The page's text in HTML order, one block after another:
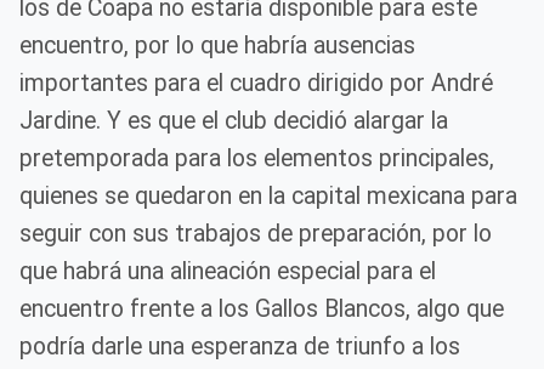
los de Coapa no estaría disponible para este
encuentro, por lo que habría ausencias
importantes para el cuadro dirigido por André
Jardine. Y es que el club decidió alargar la
pretemporada para los elementos principales,
quienes se quedaron en la capital mexicana para
seguir con sus trabajos de preparación, por lo
que habrá una alineación especial para el
encuentro frente a los Gallos Blancos, algo que
podría darle una esperanza de triunfo a los